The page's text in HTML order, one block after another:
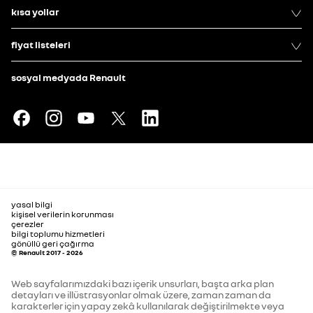
yeni Renault logosu
SÜRÜŞ
otomatik uzun/kısa farlar (AHL)
Uzunluk 4710
Arka Frenler
Ön Frenler
Homologasyon
Koltuk Sayısı 5
kısa yollar
fiyat listeleri
sosyal medyada Renault
yasal bilgi
kişisel verilerin korunması
çerezler
bilgi toplumu hizmetleri
gönüllü geri çağırma
© Renault 2017 - 2026
Web sayfalarımızdaki bazı içerik unsurları, başta arka plan
detayları ve illüstrasyonlar olmak üzere, zaman zaman da
karakterler için yapay zekâ kullanılarak değiştirilmekte veya